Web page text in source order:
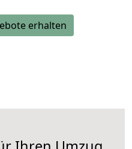
erhalten